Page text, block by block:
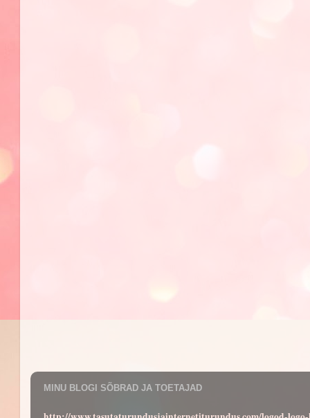
MINU BLOGI SÕBRAD JA TOETAJAD